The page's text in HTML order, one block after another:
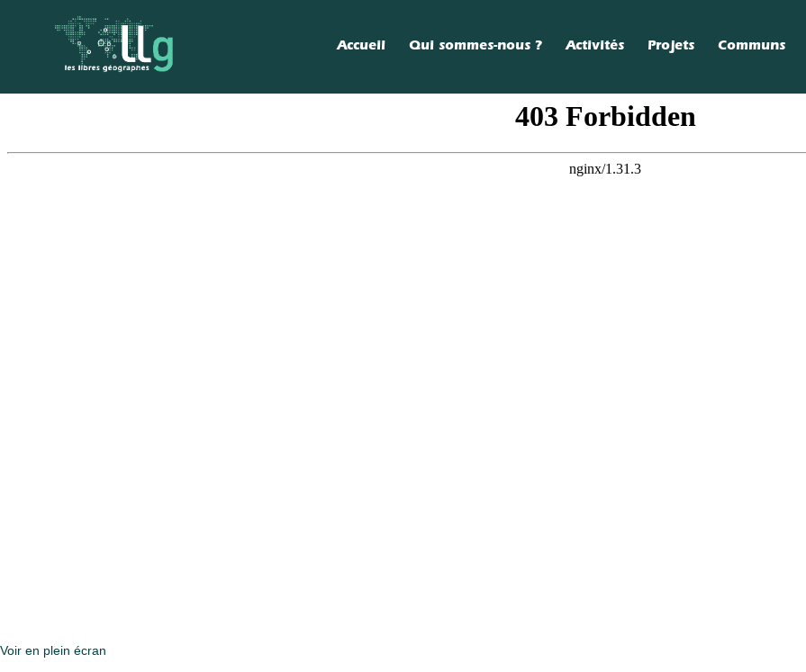
Accueil Qui sommes-nous ? Activités Projets Communs
Voir en plein écran